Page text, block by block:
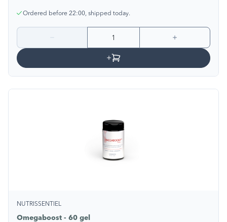
Ordered before 22:00, shipped today.
NUTRISSENTIEL
Omegaboost - 60 gel